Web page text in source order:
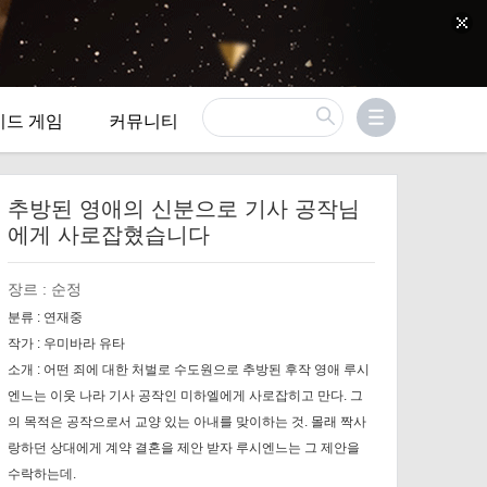
드 게임 커뮤니티
추방된 영애의 신분으로 기사 공작님
에게 사로잡혔습니다
장르 : 순정
분류 : 연재중
작가 : 우미바라 유타
소개 : 어떤 죄에 대한 처벌로 수도원으로 추방된 후작 영애 루시
엔느는 이웃 나라 기사 공작인 미하엘에게 사로잡히고 만다. 그
의 목적은 공작으로서 교양 있는 아내를 맞이하는 것. 몰래 짝사
랑하던 상대에게 계약 결혼을 제안 받자 루시엔느는 그 제안을
수락하는데.